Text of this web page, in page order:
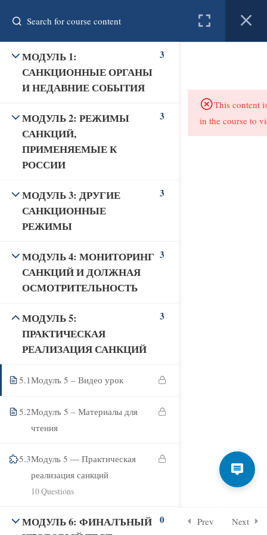
Login
МОДУЛЬ 1:
САНКЦИОННЫЕ ОРГАНЫ
И НЕДАВНИЕ СОБЫТИЯ
3
МОДУЛЬ 2: РЕЖИМЫ
САНКЦИЙ,
ПРИМЕНЯЕМЫЕ К
РОССИИ
3
МОДУЛЬ 3: ДРУГИЕ
САНКЦИОННЫЕ
РЕЖИМЫ
3
МОДУЛЬ 4: МОНИТОРИНГ
САНКЦИЙ И ДОЛЖНАЯ
ОСМОТРИТЕЛЬНОСТЬ
3
МОДУЛЬ 5:
ПРАКТИЧЕСКАЯ
РЕАЛИЗАЦИЯ САНКЦИЙ
3
5.1Модулъ 5 – Видео урок
5.2Модулъ 5 – Материалы для
чтения
5.3Модуль 5 — Практическая
реализация санкций
10 Questions
МОДУЛЬ 6: ФИНАЛЪНЫЙ 0
This content
in the course to
Prev Next
created by connect
Home Courses
Contact